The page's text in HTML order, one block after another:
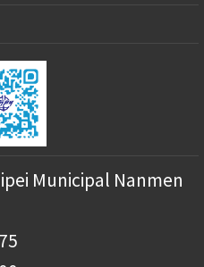
Municipal Nanmen